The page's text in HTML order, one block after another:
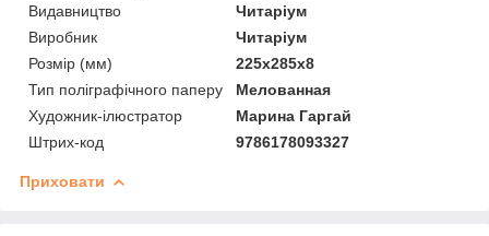
Видавництво
Читаріум
Виробник
Читаріум
Розмір (мм)
225х285х8
Тип поліграфічного паперу
Мелованная
Художник-ілюстратор
Марина Гаргай
Штрих-код
9786178093327
Приховати